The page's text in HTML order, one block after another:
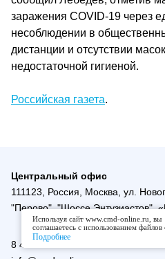
заражения COVID-19 через
несоблюдении в
дистанции и отсутствии
недостаточной гигиеной.
Российская газета.
Центральный офис
111123, Россия, Москва, ул.
"Перово", "Шоссе Энтузиастов",
8 495 788 00 01
Используя сайт www.cmd-online.ru, вы
соглашаетесь с использованием файлов
Подробнее